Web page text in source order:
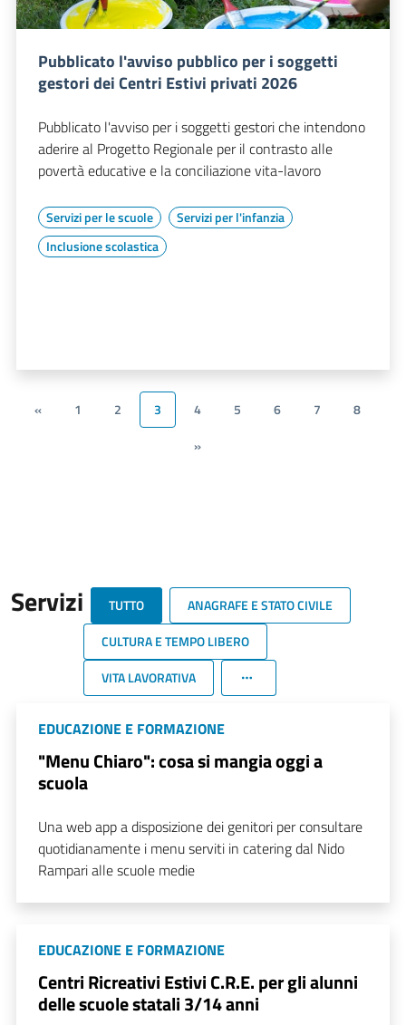
Pubblicato l'avviso pubblico per i soggetti
gestori dei Centri Estivi privati 2026
Pubblicato l'avviso per i soggetti gestori che intendono
aderire al Progetto Regionale per il contrasto alle
povertà educative e la conciliazione vita-lavoro
Servizi per le scuole
Servizi per l'infanzia
Inclusione scolastica
« 1 2 3 4 5 6 7
8
»
Servizi TUTTO
ANAGRAFE E STATO CIVILE
CULTURA E TEMPO LIBERO
VITA LAVORATIVA
EDUCAZIONE E FORMAZIONE
"Menu Chiaro": cosa si mangia oggi a
scuola
Una web app a disposizione dei genitori per consultare
quotidianamente i menu serviti in catering dal Nido
Rampari alle scuole medie
EDUCAZIONE E FORMAZIONE
Centri Ricreativi Estivi C.R.E. per gli alunni
delle scuole statali 3/14 anni